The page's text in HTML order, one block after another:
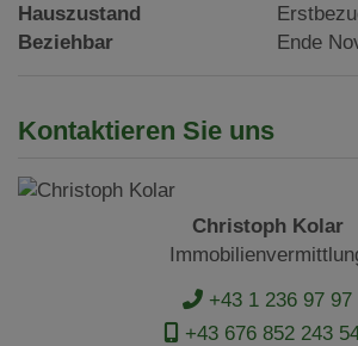
Hauszustand
Beziehbar
Ende
Kontaktieren Sie uns
Christoph Kolar
+43 1 236 97 97
+43 676 852 243